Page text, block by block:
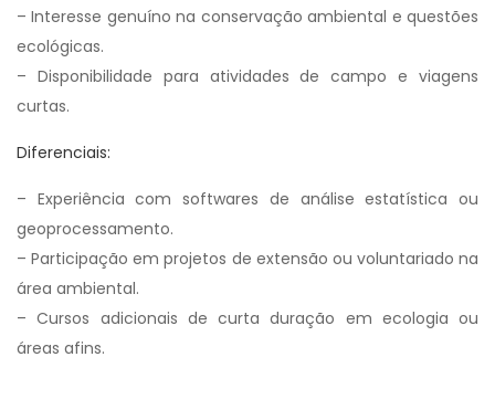
– Interesse genuíno na conservação ambiental e questões
ecológicas.
– Disponibilidade para atividades de campo e viagens
curtas.
Diferenciais:
– Experiência com softwares de análise estatística ou
geoprocessamento.
– Participação em projetos de extensão ou voluntariado na
área ambiental.
– Cursos adicionais de curta duração em ecologia ou
áreas afins.